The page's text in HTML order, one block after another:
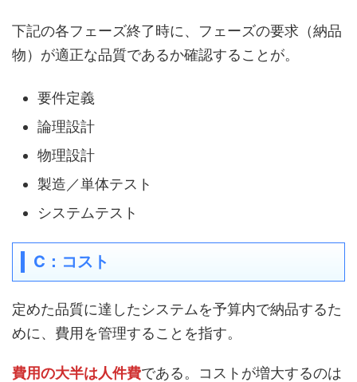
下記の各フェーズ終了時に、フェーズの要求（納品
物）が適正な品質であるか確認することが。
要件定義
論理設計
物理設計
製造／単体テスト
システムテスト
C：コスト
定めた品質に達したシステムを予算内で納品するた
めに、費用を管理することを指す。
費用の大半は人件費である。コストが増大するのは